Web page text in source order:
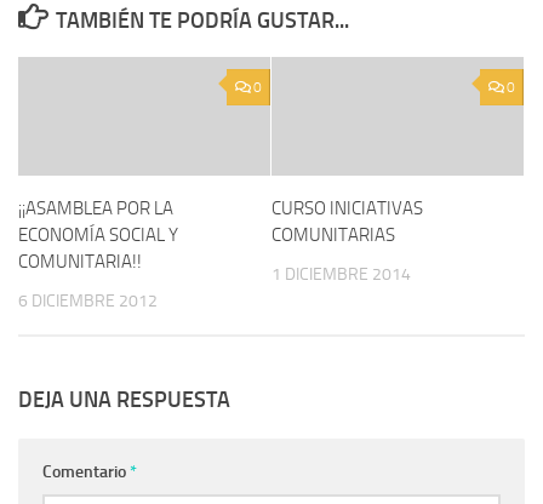
TAMBIÉN TE PODRÍA GUSTAR...
0
¡¡ASAMBLEA POR LA
ECONOMÍA SOCIAL Y
COMUNITARIA!!
6 DICIEMBRE 2012
0
CURSO INICIATIVAS
COMUNITARIAS
1 DICIEMBRE 2014
DEJA UNA RESPUESTA
Comentario*